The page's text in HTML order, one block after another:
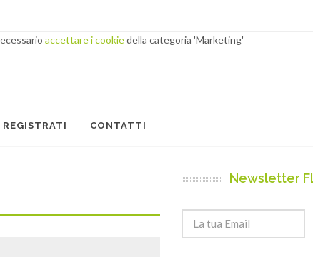
accettare i cookiedella categoria 'Marketing'
REGISTRATI CONTATTI
Newsletter